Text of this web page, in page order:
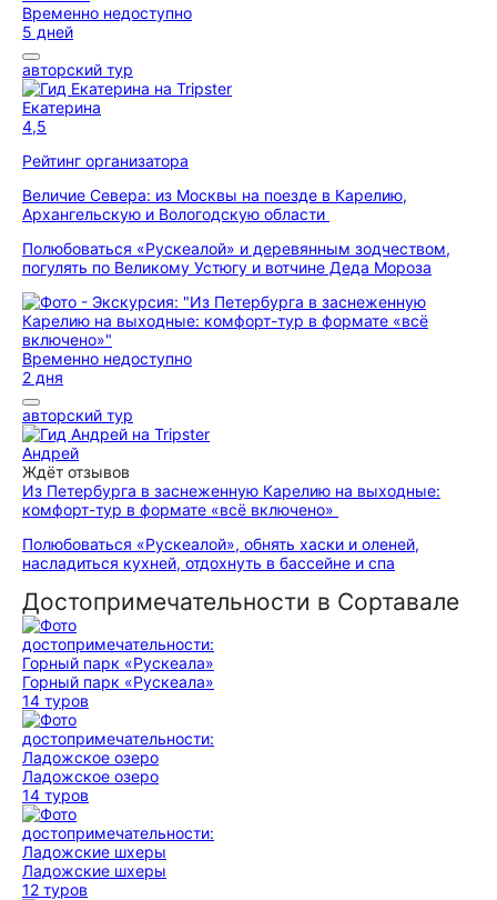
Временно недоступно
5 дней
авторский тур
Екатерина
4,5
Рейтинг организатора
Величие Севера: из Москвы на поезде в Карелию,
Архангельскую и Вологодскую области
Полюбоваться «Рускеалой» и деревянным зодчеством,
погулять по Великому Устюгу и вотчине Деда Мороза
Временно недоступно
2 дня
авторский тур
Андрей
Ждёт отзывов
Из Петербурга в заснеженную Карелию на выходные:
комфорт-тур в формате «всё включено»
Полюбоваться «Рускеалой», обнять хаски и оленей,
насладиться кухней, отдохнуть в бассейне и спа
Достопримечательности в Сортавале
Горный парк «Рускеала»
14 туров
Ладожское озеро
14 туров
Ладожские шхеры
12 туров